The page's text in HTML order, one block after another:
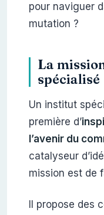
pour naviguer
mutation ?
La
spécialisé
Un institut
première d’
l’avenir du
catalyseur
mission est de
Il propose des